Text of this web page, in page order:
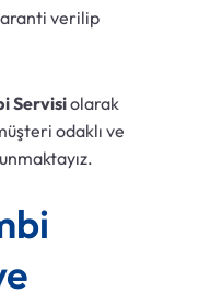
verilip
Servisiolarak
odaklı ve